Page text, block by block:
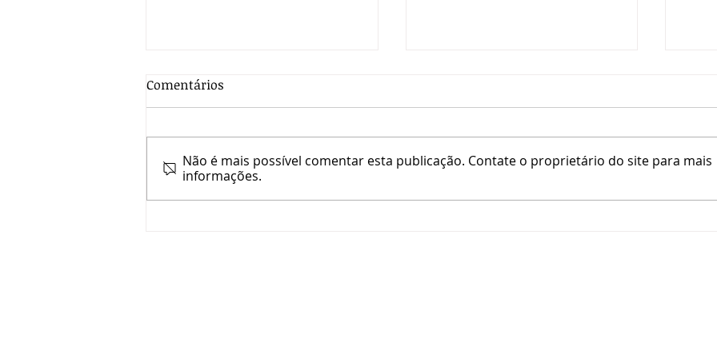
Comentários
Não é mais possível comentar esta publicação. Contate o proprietário do site para mais
informações.